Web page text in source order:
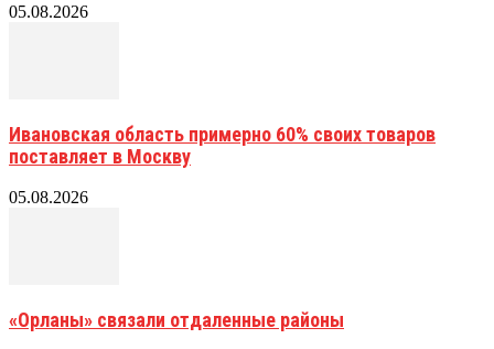
05.08.2026
Ивановская область примерно 60% своих товаров
поставляет в Москву
05.08.2026
«Орланы» связали отдаленные районы